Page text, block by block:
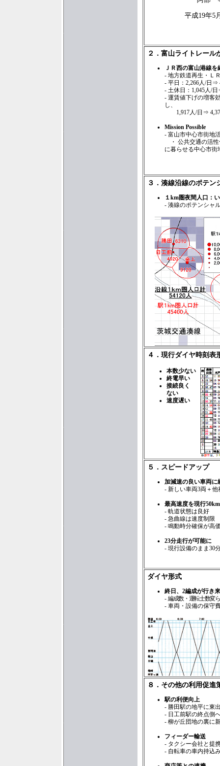
平成19年5
２．富山ライトレール
ＪＲ西の富山港線
- 地方鉄道再生・Ｌ
- 平日：2,266人/日⇒
- 土休日：1,045人/
- 運賃値下げの増客
し、
1,917人/日⇒
Mission Possible
- 富山市中心市街地
・ 公共交通の活性
に暮らせる中心市街
３．湊線沿線のポテン
１km圏夜間人口：
- 湊線のポテンシャ
４．現行ダイヤ時刻表
本数少ない
終電早い
接続良く
ない
速度遅い
５．スピードアップ
加減速の良い車両に
- 新しい車両3両＋
最高速度を現行
- 軌道状態は良好
- 急曲線は速度制限
- 鳴動時分確保が高
23分走行が可能に
- 現行設備のまま30
ダイヤ形式
終日、2編成が行き来
- 編成数・運転士数変
- 車両・設備の保守
８．その他の利用促進
駅の利便向上
- 勝田駅の地平に東
- 日工前駅の終点側
- 柳が丘団地の裏に
フィーダー輸送
- タクシー会社と提
- 自転車の車内持込